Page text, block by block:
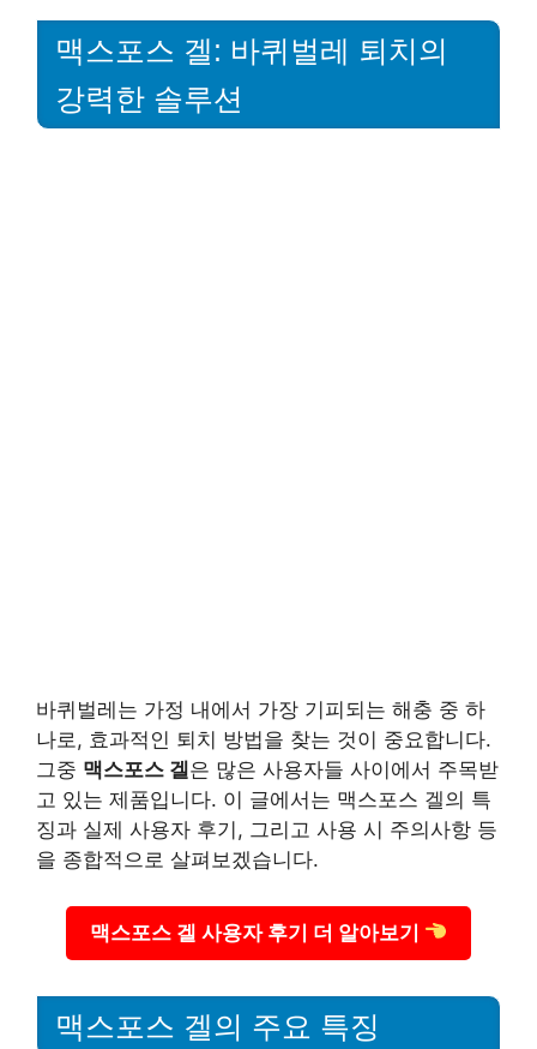
맥스포스 겔: 바퀴벌레 퇴치의
강력한 솔루션
바퀴벌레는 가정 내에서 가장 기피되는 해충 중 하
나로, 효과적인 퇴치 방법을 찾는 것이 중요합니다.
그중 맥스포스 겔은 많은 사용자들 사이에서 주목받
고 있는 제품입니다. 이 글에서는 맥스포스 겔의 특
징과 실제 사용자 후기, 그리고 사용 시 주의사항 등
을 종합적으로 살펴보겠습니다.
맥스포스 겔 사용자 후기 더 알아보기
맥스포스 겔의 주요 특징